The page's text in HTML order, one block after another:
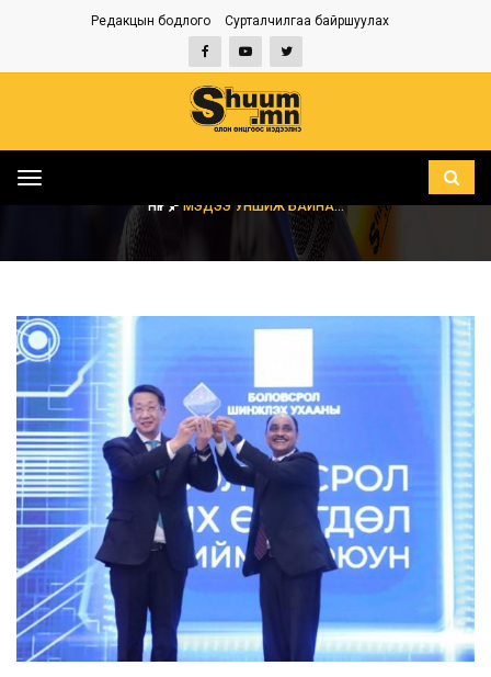
Редакцын бодлого Сурталчилгаа байршуулах
Toggle
НҮҮР МЭДЭЭ УНШИЖ БАЙНА...